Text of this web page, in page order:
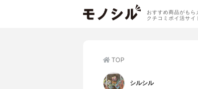
おすすめ商品がもら
クチコミポイ活サイ
TOP
シルシル